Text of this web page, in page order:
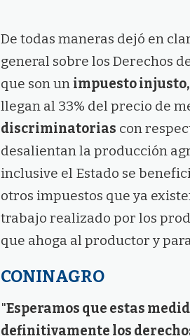
De todas maneras dejó en
general sobre los Derechos
que son un impuesto
llegan al 33% del precio de
discriminatorias con
desalientan la producción
inclusive el Estado se
otros impuestos que ya
trabajo realizado por los
que ahoga al productor y
CONINAGRO
"Esperamos que estas
definitivamente los